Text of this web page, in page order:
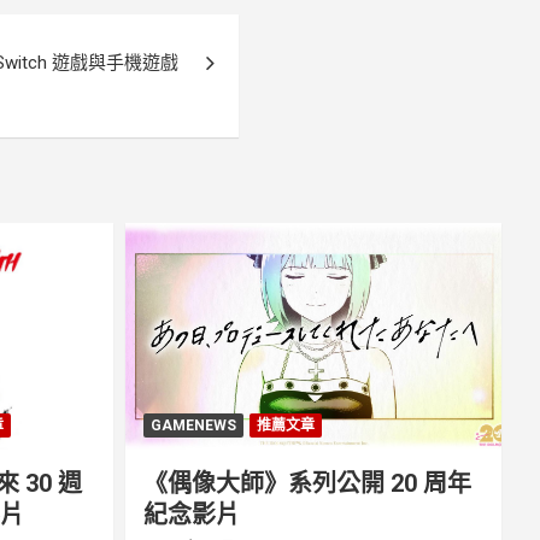
遊戲與手機遊戲
30 週
GAMENEWS 推薦文章
《偶像大師》系列公開 20 周年
紀念影片